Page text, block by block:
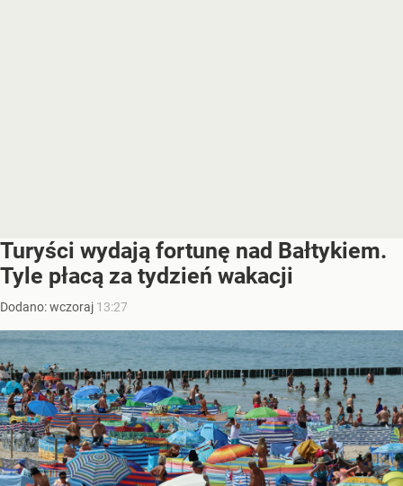
Turyści wydają fortunę nad Bałtykiem.
Tyle płacą za tydzień wakacji
Dodano:wczoraj 13:27